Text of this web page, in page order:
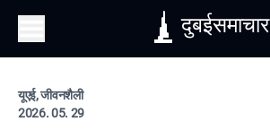
दुबईसमाचार
यूएई, जीवनशैली
2026. 05. 29